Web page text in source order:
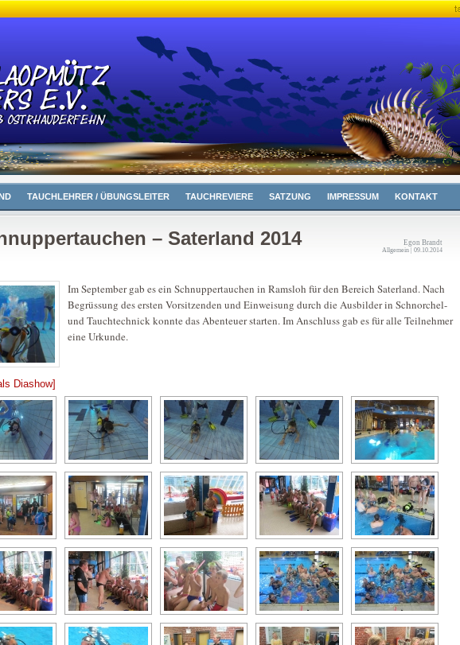
TAUCHLEHRER / ÜBUNGSLEITER TAUCHREVIERE SATZUNG IMPRESSUM KONTAKT
– Saterland 2014 Egon Brandt
Allgemein | 09.10.2014
Im September gab es ein Schnuppertauchen in Ramsloh für den Bereich Saterland. Nach
Begrüssung des ersten Vorsitzenden und Einweisung durch die Ausbilder in Schnorchel-
und Tauchtechnick konnte das Abenteuer starten. Im Anschluss gab es für alle Teilnehmer
eine Urkunde.
Diashow]